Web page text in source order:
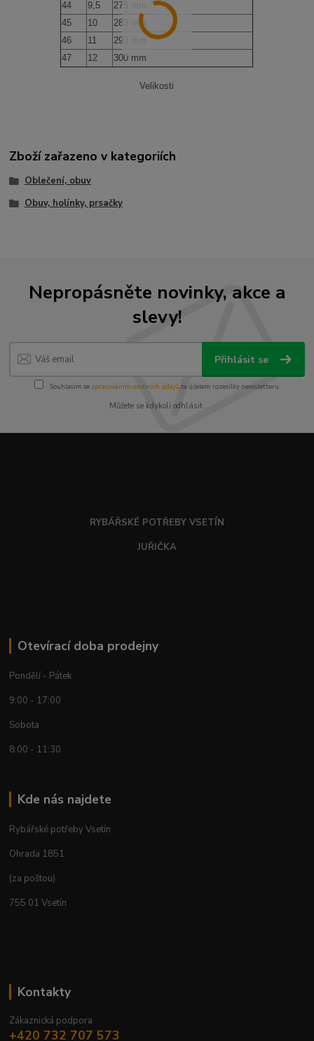
Velikosti
44
9,5
275 mm
45
10
283 mm
46
11
293 mm
47
12 300 mm
Zboží zařazeno v kategoriích
Oblečení, obuv
Obuv, holínky, prsačky
Nepropásněte novinky, akce a
slevy!
Přihlásit se
Souhlasím se zpracováním osobních údajůza účelem rozesílky newsletteru.
Můžete se kdykoli odhlásit.
RYBÁŘSKÉ POTŘEBY VSETÍN
JUŘIČKA
Otevírací doba prodejny
Pondělí - Pátek
9:00 - 17:00
Sobota
8:00 - 11:30
Kde nás najdete
Rybářské potřeby Vsetín
Ohrada 1851
(za poštou)
755 01 Vsetín
Kontakty
Zákaznická podpora
+420 732 707 573